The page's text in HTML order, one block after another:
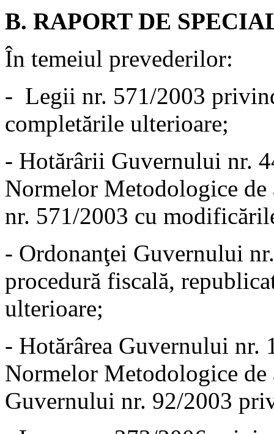
B. RAPORT DE
În temeiul prevederilor:
- Legii nr. 571/2003
completările ulterioare;
- Hotărârii Guvernului nr.
Normelor Metodologice
nr. 571/2003 cu
- Ordonanţei Guvernului
procedură fiscală,
ulterioare;
- Hotărârea Guvernului nr.
Normelor Metodologice de
Guvernului nr. 92/2003